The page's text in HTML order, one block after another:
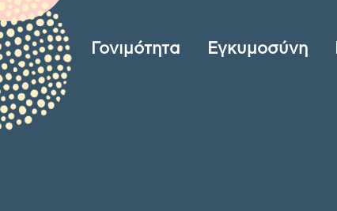
Γονιμότητα Εγκυμοσύνη